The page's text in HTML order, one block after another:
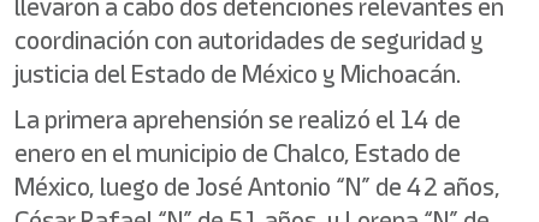
coordinación con autoridades de seguridad y
justicia del Estado de México y Michoacán.
La primera aprehensión se realizó el 14 de
enero en el municipio de Chalco, Estado de
México, luego de José Antonio “N” de 42 años,